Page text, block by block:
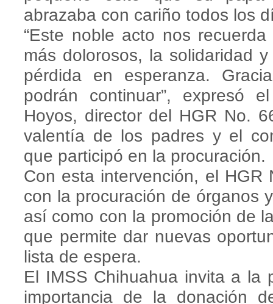
abrazaba con cariño todos los
“Este noble acto nos
más dolorosos, la solidaridad
pérdida en esperanza.
podrán continuar”, expresó
Hoyos, director del HGR No.
valentía de los padres y el
que participó en la procuración.
Con esta intervención, el HGR
con la procuración de órganos
así como con la promoción de
que permite dar nuevas
lista de espera.
El IMSS Chihuahua invita a la
importancia de la donación